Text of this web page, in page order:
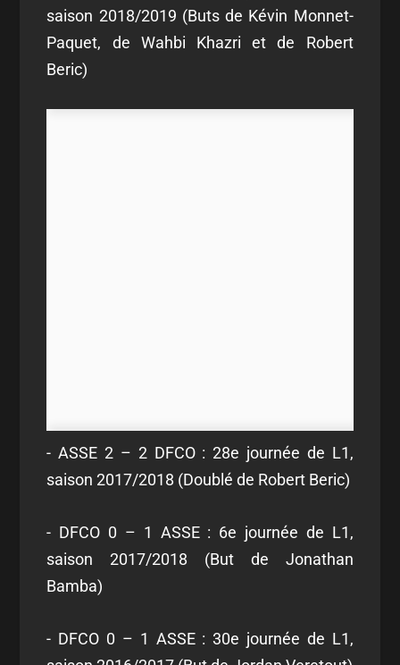
saison 2018/2019 (Buts de Kévin Monnet-
Paquet, de Wahbi Khazri et de Robert
Beric)
- ASSE 2 – 2 DFCO : 28e journée de L1,
saison 2017/2018 (Doublé de Robert Beric)
- DFCO 0 – 1 ASSE : 6e journée de L1,
saison 2017/2018 (But de Jonathan
Bamba)
- DFCO 0 – 1 ASSE : 30e journée de L1,